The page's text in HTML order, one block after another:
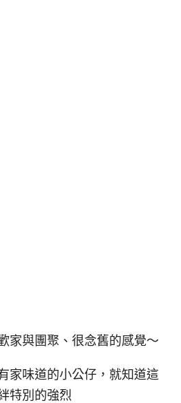
家與團聚、很念舊的感覺～
家味道的小公仔，就知道這
特別的強烈